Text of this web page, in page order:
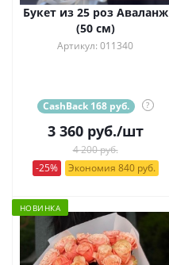
Букет из 25 роз Аваланж
(50 см)
Артикул: 011340
CashBack 168 руб. ?
3 360руб./шт
4 200 руб.
-25%
Экономия 840 руб.
НОВИНКА